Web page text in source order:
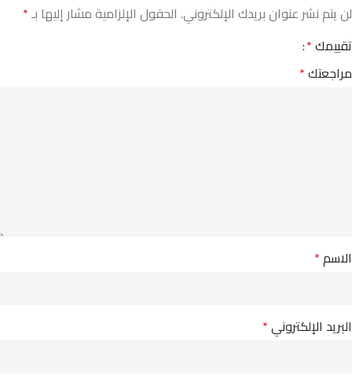
لن يتم نشر عنوان بريدك الإلكتروني. الحقول الإلزامية مشار إليها بـ*
تقييمك*
مراجعتك*
الاسم*
البريد الإلكتروني*